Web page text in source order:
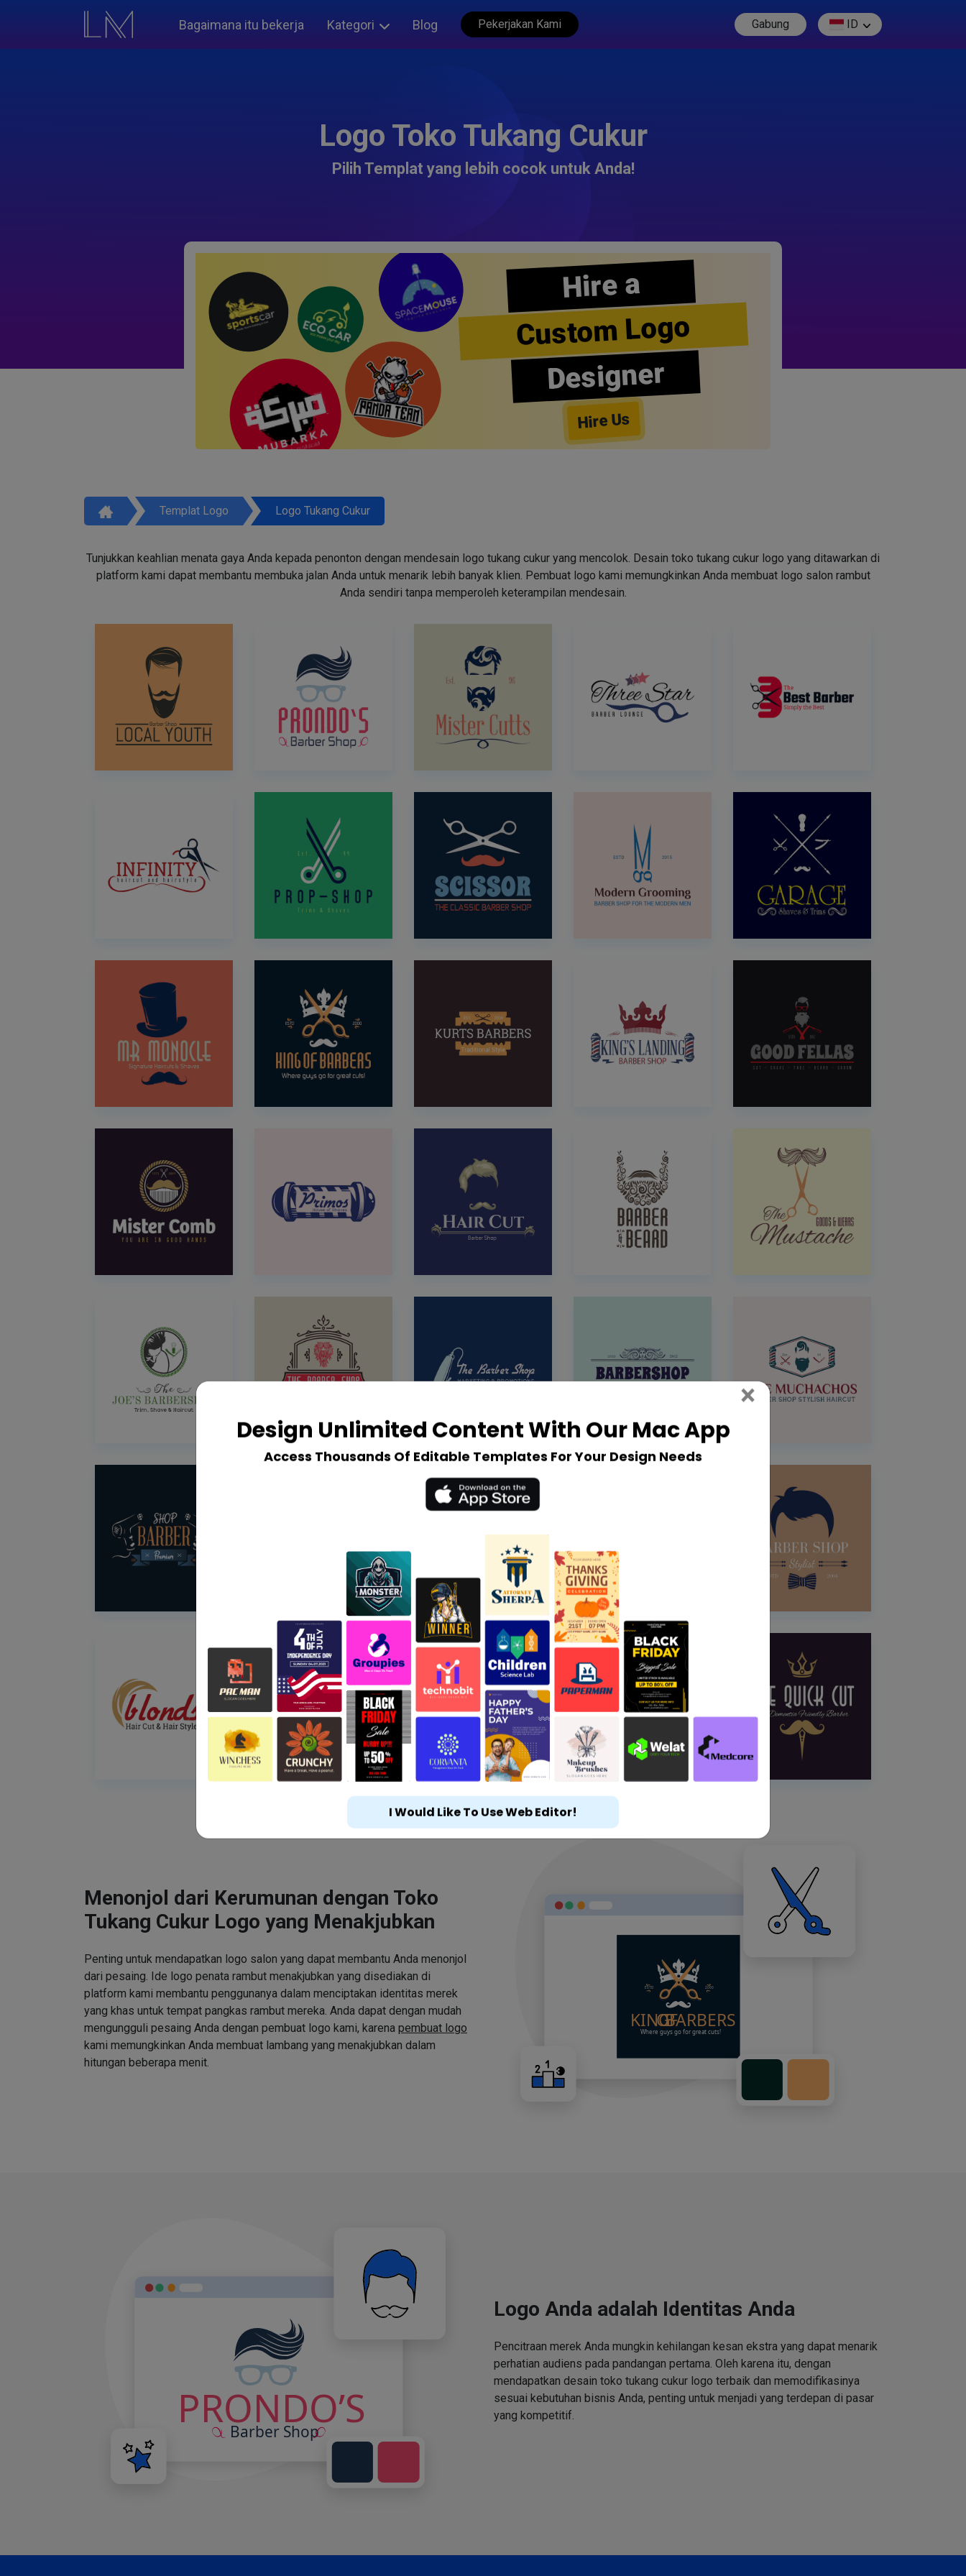
Bagaimana itu bekerja Kategori Blog Pekerjakan Kami Gabung ID
Logo Toko Tukang Cukur
Pilih Templat yang lebih cocok untuk Anda!
Hire a
Custom Logo
Designer
Hire Us
Templat Logo Logo Tukang Cukur
Tunjukkan keahlian menata gaya Anda kepada penonton dengan mendesain logo tukang cukur yang mencolok. Desain toko tukang cukur logo yang ditawarkan di
platform kami dapat membantu membuka jalan Anda untuk menarik lebih banyak klien. Pembuat logo kami memungkinkan Anda membuat logo salon rambut
Anda sendiri tanpa memperoleh keterampilan mendesain.
Menonjol dari Kerumunan dengan Toko
Tukang Cukur Logo yang Menakjubkan
Penting untuk mendapatkan logo salon yang dapat membantu Anda menonjol
dari pesaing. Ide logo penata rambut menakjubkan yang disediakan di
platform kami membantu penggunanya dalam menciptakan identitas merek
yang khas untuk tempat pangkas rambut mereka. Anda dapat dengan mudah
mengungguli pesaing Anda dengan pembuat logo kami, karena pembuat logo
kami memungkinkan Anda membuat lambang yang menakjubkan dalam
hitungan beberapa menit.
Logo Anda adalah Identitas Anda
Pencitraan merek Anda mungkin kehilangan kesan ekstra yang dapat menarik
perhatian audiens pada pandangan pertama. Oleh karena itu, dengan
mendapatkan desain toko tukang cukur logo terbaik dan memodifikasinya
sesuai kebutuhan bisnis Anda, penting untuk menjadi yang terdepan di pasar
yang kompetitif.
Design Unlimited Content With Our Mac App
Access Thousands Of Editable Templates For Your Design Needs
× Close
I Would Like To Use Web Editor!